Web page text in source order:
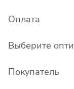
Оплата
Выберите
Покупатель